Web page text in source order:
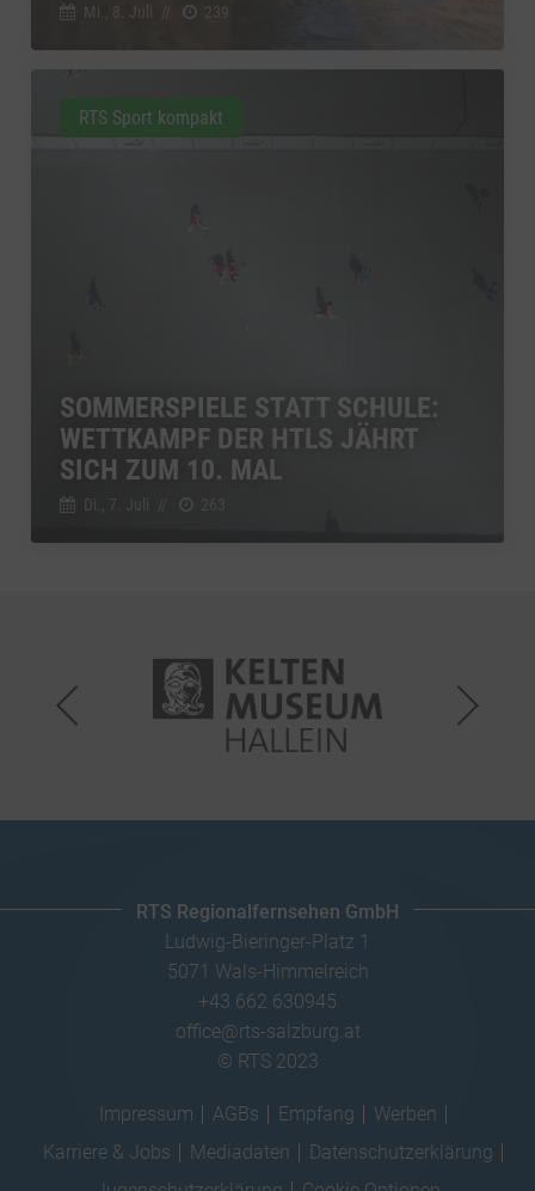
Mi., 8. Juli // 239
SOMMERSPIELE STATT SCHULE:
WETTKAMPF DER HTLS JÄHRT
SICH ZUM 10. MAL
Di., 7. Juli
RTS Sport kompakt
RTS Regionalfernsehen GmbH
Ludwig-Bieringer-Platz 1
5071 Wals-Himmelreich
+43 662 630945
office@rts-salzburg.at
© RTS 2023
Impressum AGBs Empfang
Werben
Karriere & Jobs
Mediadaten
Datenschutzerklärung